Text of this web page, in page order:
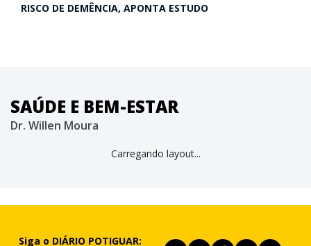
RISCO DE DEMÊNCIA, APONTA ESTUDO
SAÚDE E BEM-ESTAR
Dr. Willen Moura
Carregando layout...
Siga o DIÁRIO POTIGUAR: